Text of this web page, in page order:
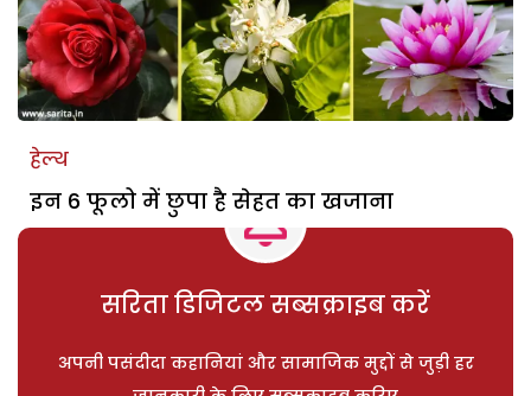
हेल्थ
इन 6 फूलो में छुपा है सेहत का खजाना
सरिता डिजिटल सब्सक्राइब करें
अपनी पसंदीदा कहानियां और सामाजिक मुद्दों से जुड़ी हर